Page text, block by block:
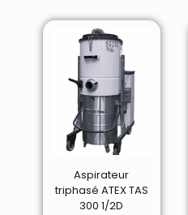
Aspirateur
triphasé ATEX TAS
300 1/2D